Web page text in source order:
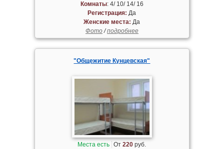
Комнаты: 4/ 10/ 14/ 16
Регистрация: Да
Женские места: Да
Фото/подробнее
"Общежитие Кунцевская"
Места есть От220 руб.